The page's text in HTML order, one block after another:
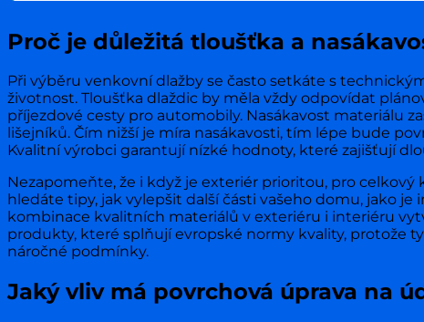
Proč je důležitá tloušťka a
Při výběru venkovní dlažby se často setkáte s
životnost. Tloušťka dlaždic by měla vždy odpovídat
příjezdové cesty pro automobily. Nasákavost materiálu
lišejníků. Čím nižší je míra nasákavosti, tím lépe bude
Kvalitní výrobci garantují nízké hodnoty, které zajišťují
Nezapomeňte, že i když je exteriér prioritou, pro
hledáte tipy, jak vylepšit další části vašeho domu, jako
kombinace kvalitních materiálů v exteriéru i interiéru
produkty, které splňují evropské normy kvality, protože
náročné podmínky.
Jaký vliv má povrchová úprava na